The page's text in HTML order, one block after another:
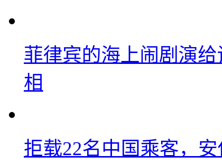
菲律宾的海上闹剧演
相
拒载22名中国乘客，